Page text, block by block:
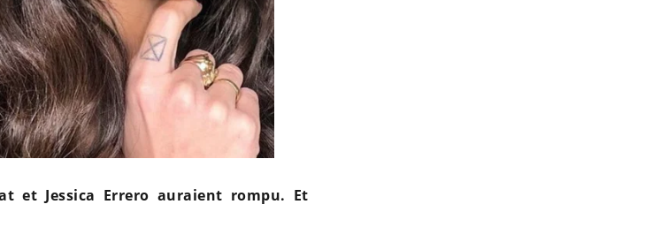
et Jessica Errero auraient rompu. Et